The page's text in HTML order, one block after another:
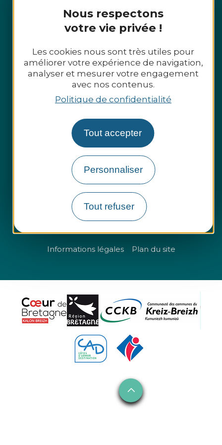
Nous respectons
votre vie privée !
Les cookies nous sont très utiles pour
améliorer votre expérience de navigation,
analyser et mesurer votre engagement
avec nos contenus.
Politique de confidentialité
Tout accepter
Personnaliser
Tout refuser
Espace pro
Groupes et entreprises
Questions fréquentes
Informations légales Plan du site